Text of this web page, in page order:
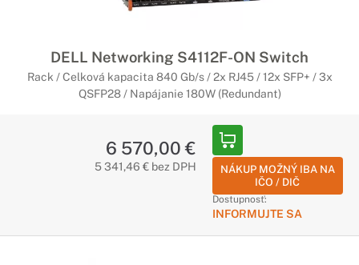
DELL Networking S4112F-ON Switch
Rack / Celková kapacita 840 Gb/s / 2x RJ45 / 12x SFP+ / 3x
QSFP28 / Napájanie 180W (Redundant)
6 570,00 €
5 341,46 € bez DPH
NÁKUP MOŽNÝ IBA NA
IČO / DIČ
Dostupnosť:
INFORMUJTE SA